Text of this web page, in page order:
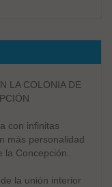
LA COLONIA DE
con infinitas
más personalidad
Concepción.
la unión interior